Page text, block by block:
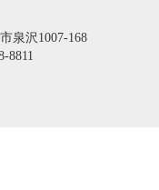
泉沢1007-168
8811